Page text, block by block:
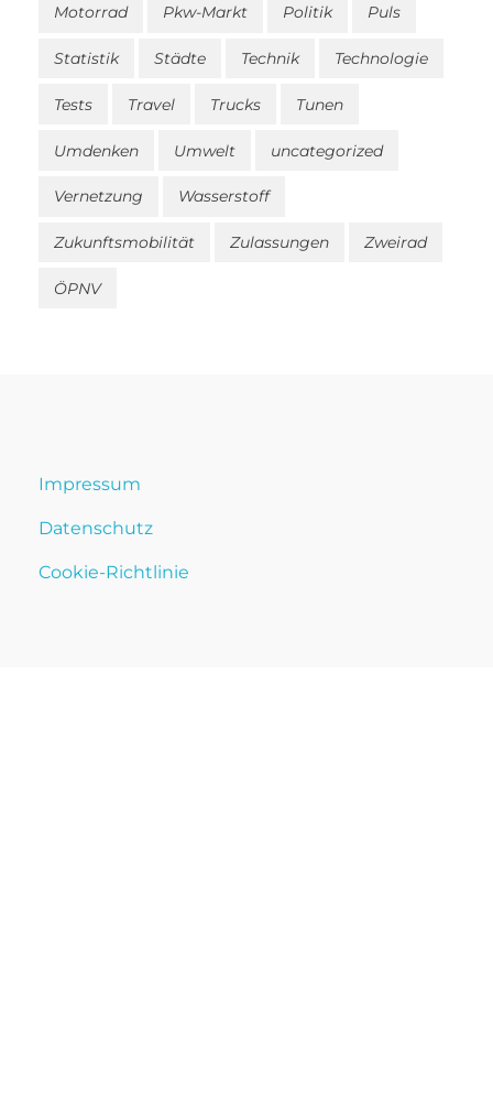
Motorrad Pkw-Markt Politik Puls
Statistik Städte Technik Technologie
Tests Travel Trucks Tunen
Umdenken Umwelt uncategorized
Vernetzung Wasserstoff
Zukunftsmobilität Zulassungen Zweirad
ÖPNV
Impressum
Datenschutz
Cookie-Richtlinie